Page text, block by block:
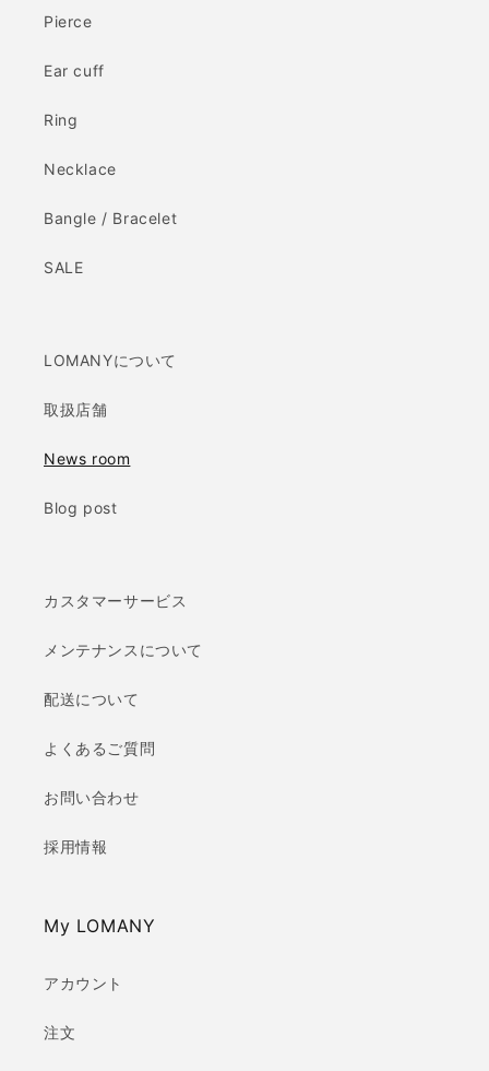
Pierce
Ear cuff
Ring
Necklace
Bangle / Bracelet
SALE
LOMANYについて
取扱店舗
News room
Blog post
カスタマーサービス
メンテナンスについて
配送について
よくあるご質問
お問い合わせ
採用情報
My LOMANY
アカウント
注文